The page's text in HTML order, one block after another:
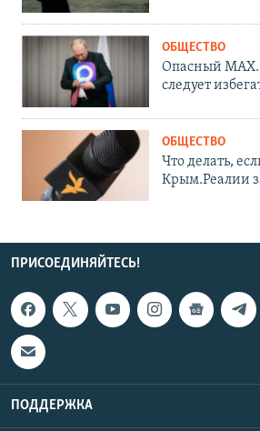
ОБЩЕСТВО
Опасный MAX.
следует
ОБЩЕСТВО
Что делать,
Крым.Реалии
ПРИСОЕДИНЯЙТЕСЬ!
ПОДДЕРЖКА